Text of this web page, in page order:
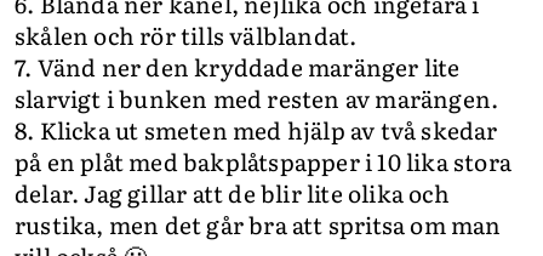
skålen och rör tills välblandat.
7. Vänd ner den kryddade maränger lite
slarvigt i bunken med resten av marängen.
8. Klicka ut smeten med hjälp av två skedar
på en plåt med bakplåtspapper i 10 lika stora
delar. Jag gillar att de blir lite olika och
rustika, men det går bra att spritsa om man